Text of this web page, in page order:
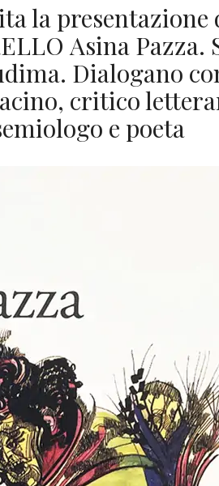
la presentazione
Asina Pazza.
Dialogano
critico
e poeta